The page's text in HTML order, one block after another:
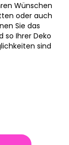
Wünschen
oder auch
Sie das
so Ihrer Deko
sind